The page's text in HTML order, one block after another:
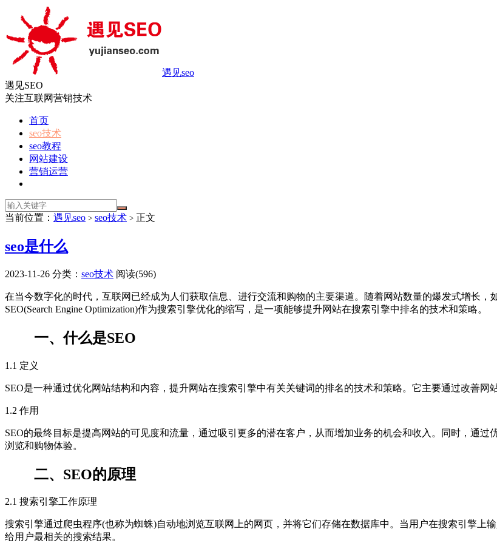
遇见seo
遇见SEO
关注互联网营销技术
首页
seo技术
seo教程
网站建设
营销运营
当前位置： 遇见seo > seo技术 > 正文
seo是什么
2023-11-26 分类： seo技术 阅读(596)
在当今数字化的时代，互联网已经成为人们获取信息、进行交流和购物的主要渠道。随着网站数量的爆发式增长
SEO(Search Engine Optimization)作为搜索引擎优化的缩写，是一项能够提升网站在搜索引擎中排名的技术和策略。
一、什么是SEO
1.1 定义
SEO是一种通过优化网站结构和内容，提升网站在搜索引擎中有关关键词的排名的技术和策略。它主要通过改善网
1.2 作用
SEO的最终目标是提高网站的可见度和流量，通过吸引更多的潜在客户，从而增加业务的机会和收入。同时，通
浏览和购物体验。
二、SEO的原理
2.1 搜索引擎工作原理
搜索引擎通过爬虫程序(也称为蜘蛛)自动地浏览互联网上的网页，并将它们存储在数据库中。当用户在搜索引擎上
给用户最相关的搜索结果。